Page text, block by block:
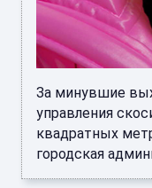
За минувшие
управления
квадратных
городская